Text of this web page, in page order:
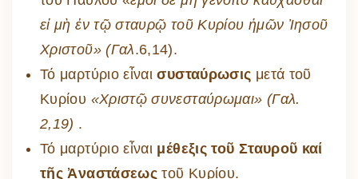
εἰ μὴ ἐν τῷ σταυρῷ τοῦ Κυρίου ἡμῶν Ἰησοῦ
Χριστοῦ» (Γαλ.6,14).
Τό μαρτύριο εἶναισυσταύρωσις μετά τοῦ
Κυρίου «Χριστῷ συνεσταύρωμαι» (Γαλ.
2,19) .
Τό μαρτύριο εἶναι μέθεξις τοῦ Σταυροῦ καί
τῆς Ἀναστάσεως τοῦ Κυρίου.